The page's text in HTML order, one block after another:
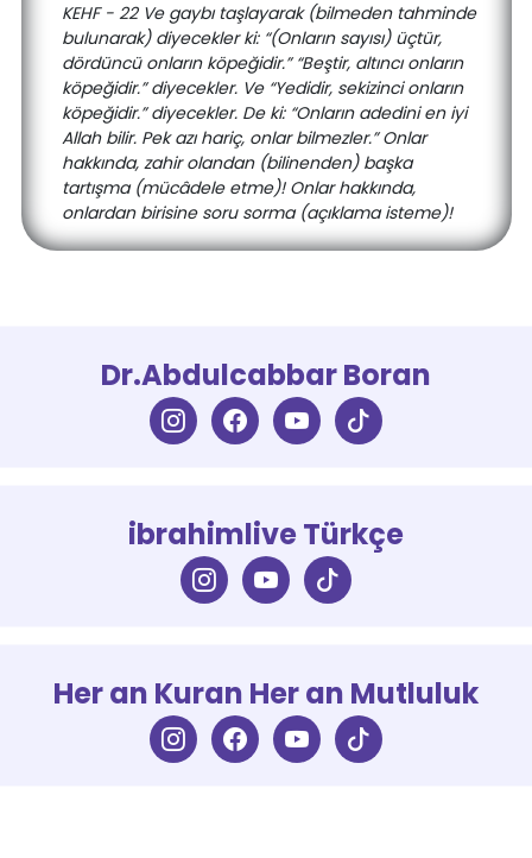
KEHF - 22 Ve gaybı taşlayarak (bilmeden tahminde
bulunarak) diyecekler ki: “(Onların sayısı) üçtür,
dördüncü onların köpeğidir.” “Beştir, altıncı onların
köpeğidir.” diyecekler. Ve “Yedidir, sekizinci onların
köpeğidir.” diyecekler. De ki: “Onların adedini en iyi
Allah bilir. Pek azı hariç, onlar bilmezler.” Onlar
hakkında, zahir olandan (bilinenden) başka
tartışma (mücâdele etme)! Onlar hakkında,
onlardan birisine soru sorma (açıklama isteme)!
Dr.Abdulcabbar Boran
ibrahimlive Türkçe
Her an Kuran Her an Mutluluk